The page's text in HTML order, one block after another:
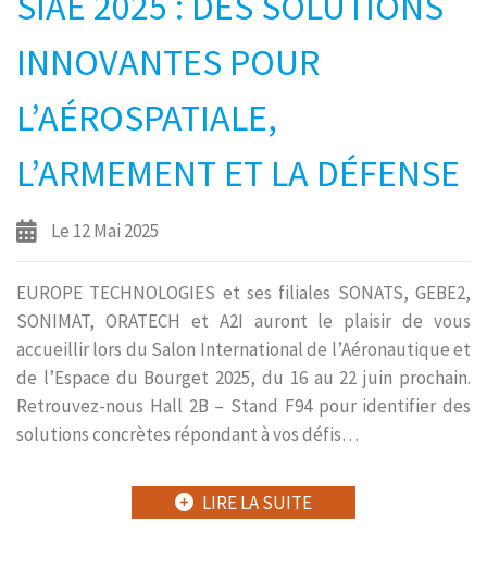
INNOVANTES POUR
L’AÉROSPATIALE,
L’ARMEMENT ET LA DÉFENSE
Le 12 Mai 2025
EUROPE TECHNOLOGIES et ses filiales SONATS, GEBE2,
SONIMAT, ORATECH et A2I auront le plaisir de vous
accueillir lors du Salon International de l’Aéronautique et
de l’Espace du Bourget 2025, du 16 au 22 juin prochain.
Retrouvez-nous Hall 2B – Stand F94 pour identifier des
solutions concrètes répondant à vos défis…
LIRE LA SUITE